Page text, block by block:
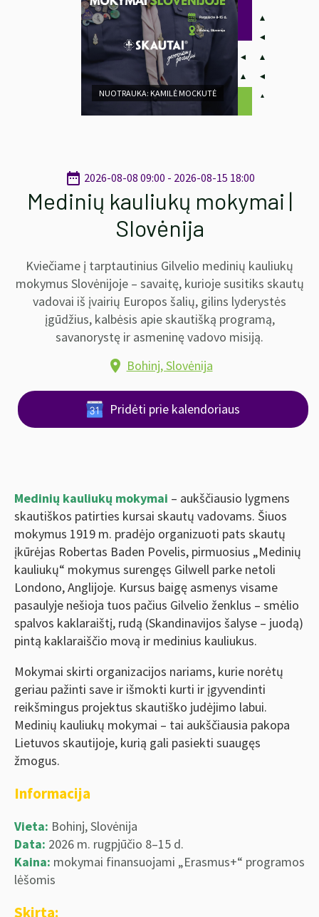
NUOTRAUKA: KAMILĖ MOCKUTĖ
date_range 2026-08-08 09:00 - 2026-08-15 18:00
Medinių kauliukų mokymai |
Slovėnija
Kviečiame į tarptautinius Gilvelio medinių kauliukų
mokymus Slovėnijoje – savaitę, kurioje susitiks skautų
vadovai iš įvairių Europos šalių, gilins lyderystės
įgūdžius, kalbėsis apie skautišką programą,
savanorystę ir asmeninę vadovo misiją.
location_on Bohinj, Slovėnija
Pridėti prie kalendoriaus
Medinių kauliukų mokymai – aukščiausio lygmens
skautiškos patirties kursai skautų vadovams. Šiuos
mokymus 1919 m. pradėjo organizuoti pats skautų
įkūrėjas Robertas Baden Povelis, pirmuosius „Medinių
kauliukų“ mokymus surengęs Gilwell parke netoli
Londono, Anglijoje. Kursus baigę asmenys visame
pasaulyje nešioja tuos pačius Gilvelio ženklus – smėlio
spalvos kaklaraištį, rudą (Skandinavijos šalyse – juodą)
pintą kaklaraiščio movą ir medinius kauliukus.
Mokymai skirti organizacijos nariams, kurie norėtų
geriau pažinti save ir išmokti kurti ir įgyvendinti
reikšmingus projektus skautiško judėjimo labui.
Medinių kauliukų mokymai – tai aukščiausia pakopa
Lietuvos skautijoje, kurią gali pasiekti suaugęs
žmogus.
Informacija
Vieta: Bohinj, Slovėnija
Data: 2026 m. rugpjūčio 8–15 d.
Kaina: mokymai finansuojami „Erasmus+“ programos
lėšomis
Skirta: